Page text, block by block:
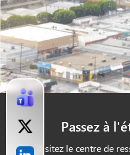
Passez à
Visitez le centre de